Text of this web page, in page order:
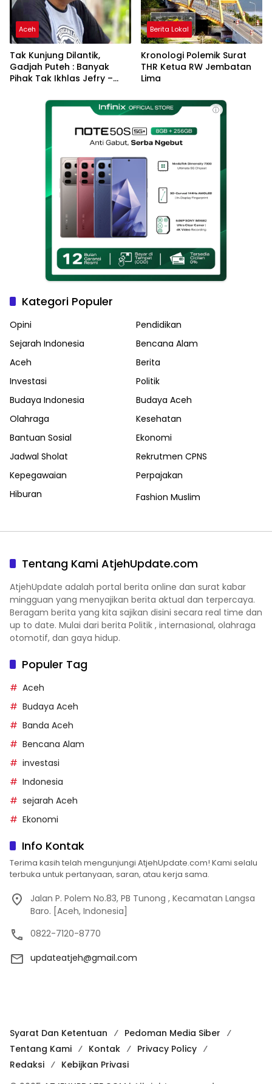
Aceh
Tak Kunjung Dilantik,
Gadjah Puteh : Banyak
Pihak Tak Ikhlas Jefry –
Berita Lokal
Kronologi Polemik Surat
THR Ketua RW Jembatan
Lima
ⓘ
Kategori Populer
Opini
Pendidikan
Sejarah Indonesia
Bencana Alam
Aceh
Berita
Investasi
Politik
Budaya Indonesia
Budaya Aceh
Olahraga
Kesehatan
Bantuan Sosial
Ekonomi
Jadwal Sholat
Rekrutmen CPNS
Kepegawaian
Perpajakan
Hiburan
Fashion Muslim
Tentang Kami AtjehUpdate.com
AtjehUpdate adalah portal berita online dan surat kabar
mingguan yang menyajikan berita aktual dan terpercaya.
Beragam berita yang kita sajikan disini secara real time dan
up to date. Mulai dari berita Politik , internasional, olahraga
otomotif, dan gaya hidup.
Populer Tag
Aceh
Budaya Aceh
Banda Aceh
Bencana Alam
investasi
Indonesia
sejarah Aceh
Ekonomi
Info Kontak
Terima kasih telah mengunjungi AtjehUpdate.com! Kami selalu
terbuka untuk pertanyaan, saran, atau kerja sama.
Jalan P. Polem No.83, PB Tunong , Kecamatan Langsa
Baro. [Aceh, Indonesia]
0822-7120-8770
updateatjeh@gmail.com
Syarat Dan Ketentuan
Pedoman Media Siber
Tentang Kami
Kontak
Privacy Policy
Redaksi
Kebijkan Privasi